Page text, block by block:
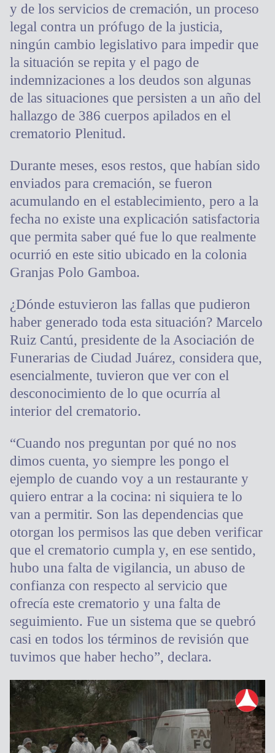
y de los servicios de cremación, un proceso
legal contra un prófugo de la justicia,
ningún cambio legislativo para impedir que
la situación se repita y el pago de
indemnizaciones a los deudos son algunas
de las situaciones que persisten a un año del
hallazgo de 386 cuerpos apilados en el
crematorio Plenitud.
Durante meses, esos restos, que habían sido
enviados para cremación, se fueron
acumulando en el establecimiento, pero a la
fecha no existe una explicación satisfactoria
que permita saber qué fue lo que realmente
ocurrió en este sitio ubicado en la colonia
Granjas Polo Gamboa.
¿Dónde estuvieron las fallas que pudieron
haber generado toda esta situación? Marcelo
Ruiz Cantú, presidente de la Asociación de
Funerarias de Ciudad Juárez, considera que,
esencialmente, tuvieron que ver con el
desconocimiento de lo que ocurría al
interior del crematorio.
“Cuando nos preguntan por qué no nos
dimos cuenta, yo siempre les pongo el
ejemplo de cuando voy a un restaurante y
quiero entrar a la cocina: ni siquiera te lo
van a permitir. Son las dependencias que
otorgan los permisos las que deben verificar
que el crematorio cumpla y, en ese sentido,
hubo una falta de vigilancia, un abuso de
confianza con respecto al servicio que
ofrecía este crematorio y una falta de
seguimiento. Fue un sistema que se quebró
casi en todos los términos de revisión que
tuvimos que haber hecho”, declara.